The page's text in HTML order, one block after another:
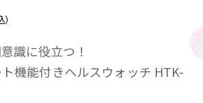
識に役立つ！
機能付きヘルスウォッチ HTK-